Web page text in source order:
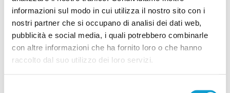
informazioni sul modo in cui utilizza il nostro sito con i
nostri partner che si occupano di analisi dei dati web,
pubblicità e social media, i quali potrebbero combinarle
con altre informazioni che ha fornito loro o che hanno
raccolto dal suo utilizzo dei loro servizi.
Bernardino Passeri: “Ascoli, sei la mia sfida”
Successivo
Acquaroli: "Marche disponibili ad accogliere Festival